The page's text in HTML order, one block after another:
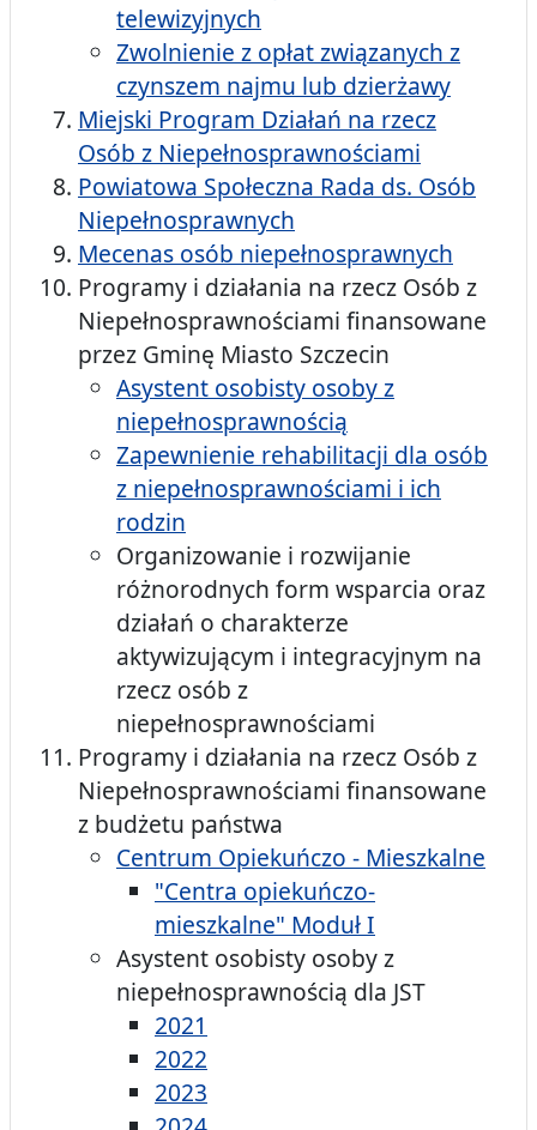
telewizyjnych
Zwolnienie z opłat związanych z
czynszem najmu lub dzierżawy
Miejski Program Działań na rzecz
Osób z Niepełnosprawnościami
Powiatowa Społeczna Rada ds. Osób
Niepełnosprawnych
Mecenas osób niepełnosprawnych
Programy i działania na rzecz Osób z
Niepełnosprawnościami finansowane
przez Gminę Miasto Szczecin
Asystent osobisty osoby z
niepełnosprawnością
Zapewnienie rehabilitacji dla osób
z niepełnosprawnościami i ich
rodzin
Organizowanie i rozwijanie
różnorodnych form wsparcia oraz
działań o charakterze
aktywizującym i integracyjnym na
rzecz osób z
niepełnosprawnościami
Programy i działania na rzecz Osób z
Niepełnosprawnościami finansowane
z budżetu państwa
Centrum Opiekuńczo - Mieszkalne
"Centra opiekuńczo-
mieszkalne" Moduł I
Asystent osobisty osoby z
niepełnosprawnością dla JST
2021
2022
2023